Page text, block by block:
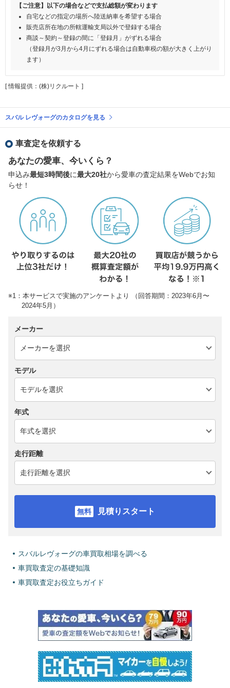
【ご注意】以下の場合などで支払総額が変わります
自宅などの指定の場所へ陸送納車を希望する場合
販売店所在地の所轄運輸支局以外で登録する場合
商談～契約～登録の間に「登録月」がずれる場合
（登録月が3月から4月にずれる場合は自動車税の額が大きく上がり
ます）
[ 情報提供：(株)リクルート ]
スバル レヴォーグのカタログを見る
車査定を依頼する
あなたの愛車、今いくら？
申込み最短3時間後に最大20社から愛車の査定結果をWebでお知
らせ！
※1：本サービスで実施のアンケートより （回答期間：2023年6月〜
2024年5月）
メーカー
モデル
年式
走行距離
見積りスタート
スバルレヴォーグの車買取相場を調べる
車買取査定の基礎知識
車買取査定お役立ちガイド